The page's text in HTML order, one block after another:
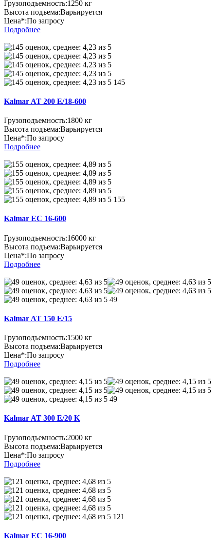
Грузоподъемность:1250 кг
Высота подъема:Варьируется
Цена*:По запросу
Подробнее
145
Kalmar AT 200 E/18-600
Грузоподъемность:1800 кг
Высота подъема:Варьируется
Цена*:По запросу
Подробнее
155
Kalmar EC 16-600
Грузоподъемность:16000 кг
Высота подъема:Варьируется
Цена*:По запросу
Подробнее
49
Kalmar AT 150 E/15
Грузоподъемность:1500 кг
Высота подъема:Варьируется
Цена*:По запросу
Подробнее
49
Kalmar AT 300 E/20 K
Грузоподъемность:2000 кг
Высота подъема:Варьируется
Цена*:По запросу
Подробнее
121
Kalmar EC 16-900